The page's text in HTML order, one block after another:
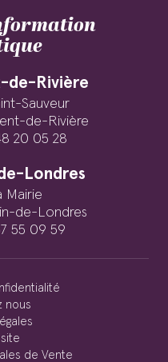
de-Rivière
Sauveur
de-Rivière
20 05 28
Londres
Mairie
de-Londres
55 09 59
nous
de Vente